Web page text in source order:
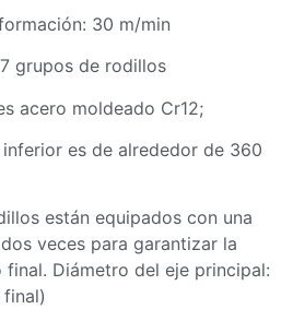
30 m/min
grupos de rodillos
acero moldeado Cr12;
es de alrededor de 360
están equipados con una
veces para garantizar la
Diámetro del eje principal: